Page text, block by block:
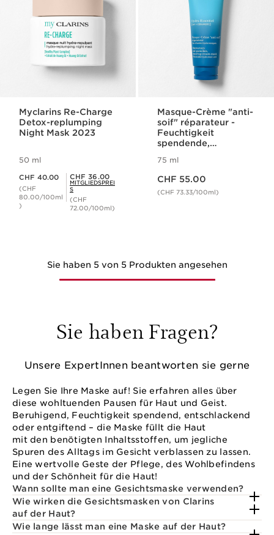
Myclarins Re-Charge
Detox-replumping
Night Mask 2023
50 ml
CHF 40.00
(CHF
80.00/100ml
)
Mitgliederpreis CHF 36.00
CHF 36.00
MITGLIEDSPREI
S
(CHF
72.00/100ml)
Masque-Crème "anti-
soif" réparateur -
Feuchtigkeit
spendende,
Maske
75 ml
CHF 55.00
(CHF 73.33/100ml)
Sie haben 5 von 5 Produkten angesehen
Sie haben Fragen?
Unsere ExpertInnen beantworten sie gerne
Legen Sie Ihre Maske auf! Sie erfahren alles über
diese wohltuenden Pausen für Haut und Geist.
Beruhigend, Feuchtigkeit spendend, entschlackend
oder entgiftend – die Maske füllt die Haut
mit den benötigten Inhaltsstoffen, um jegliche
Spuren des Alltags im Gesicht verblassen zu lassen.
Eine wertvolle Geste der Pflege, des Wohlbefindens
und der Schönheit für die Haut!
Wann sollte man eine Gesichtsmaske verwenden?
Wie wirken die Gesichtsmasken von Clarins
auf der Haut?
Wie lange lässt man eine Maske auf der Haut?